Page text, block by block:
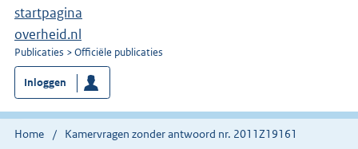
U
bent
nu
hier:
Publicaties Officiële publicaties
Inloggen
Home Kamervragen zonder antwoord nr. 2011Z19161